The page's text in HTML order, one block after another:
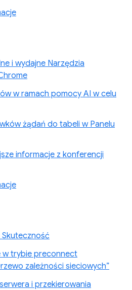
i wydajne Narzędzia
w ramach pomocy AI w celu
żądań do tabeli w Panelu
informacje z konferencji
Skuteczność
w trybie preconnect
zależności sieciowych”
i przekierowania